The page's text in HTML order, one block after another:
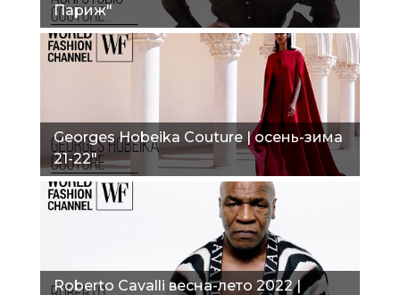
Париж"
Georges Hobeika Couture | осень-зима
21-22"
Roberto Cavalli весна-лето 2022 |